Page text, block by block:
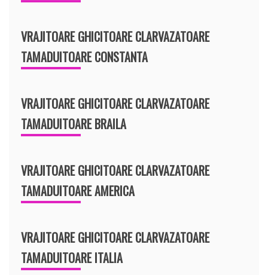
VRAJITOARE GHICITOARE CLARVAZATOARE
TAMADUITOARE CONSTANTA
VRAJITOARE GHICITOARE CLARVAZATOARE
TAMADUITOARE BRAILA
VRAJITOARE GHICITOARE CLARVAZATOARE
TAMADUITOARE AMERICA
VRAJITOARE GHICITOARE CLARVAZATOARE
TAMADUITOARE ITALIA